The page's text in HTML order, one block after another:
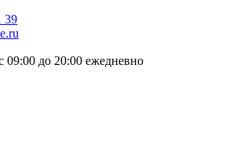
39
09:00 до 20:00 ежедневно